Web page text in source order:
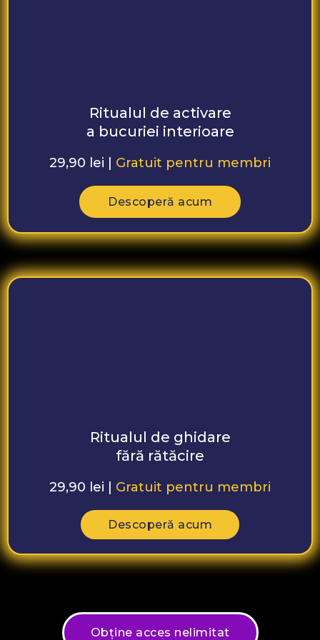
Ritualul de activare
a bucuriei interioare
29,90 lei | Gratuit pentru membri
Descoperă acum
Ritualul de ghidare
fără rătăcire
29,90 lei | Gratuit pentru membri
Descoperă acum
Obține acces nelimitat